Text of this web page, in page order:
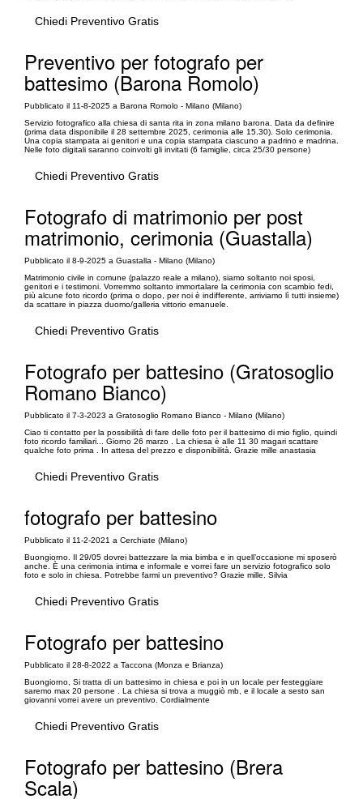
Chiedi Preventivo Gratis
Preventivo per fotografo per
battesimo (Barona Romolo)
Pubblicato il 11-8-2025 a Barona Romolo - Milano (Milano)
Servizio fotografico alla chiesa di santa rita in zona milano barona. Data da definire
(prima data disponibile il 28 settembre 2025, cerimonia alle 15.30). Solo cerimonia.
Una copia stampata ai genitori e una copia stampata ciascuno a padrino e madrina.
Nelle foto digitali saranno coinvolti gli invitati (6 famiglie, circa 25/30 persone)
Chiedi Preventivo Gratis
Fotografo di matrimonio per post
matrimonio, cerimonia (Guastalla)
Pubblicato il 8-9-2025 a Guastalla - Milano (Milano)
Matrimonio civile in comune (palazzo reale a milano), siamo soltanto noi sposi,
genitori e i testimoni. Vorremmo soltanto immortalare la cerimonia con scambio fedi,
più alcune foto ricordo (prima o dopo, per noi è indifferente, arriviamo lì tutti insieme)
da scattare in piazza duomo/galleria vittorio emanuele.
Chiedi Preventivo Gratis
Fotografo per battesino (Gratosoglio
Romano Bianco)
Pubblicato il 7-3-2023 a Gratosoglio Romano Bianco - Milano (Milano)
Ciao ti contatto per la possibilità di fare delle foto per il battesimo di mio figlio, quindi
foto ricordo familiari... Giorno 26 marzo . La chiesa è alle 11 30 magari scattare
qualche foto prima . In attesa del prezzo e disponibilità. Grazie mille anastasia
Chiedi Preventivo Gratis
fotografo per battesino
Pubblicato il 11-2-2021 a Cerchiate (Milano)
Buongiorno. Il 29/05 dovrei battezzare la mia bimba e in quell’occasione mi sposerò
anche. È una cerimonia intima e informale e vorrei fare un servizio fotografico solo
foto e solo in chiesa. Potrebbe farmi un preventivo? Grazie mille. Silvia
Chiedi Preventivo Gratis
Fotografo per battesino
Pubblicato il 28-8-2022 a Taccona (Monza e Brianza)
Buongiorno, Si tratta di un battesimo in chiesa e poi in un locale per festeggiare
saremo max 20 persone . La chiesa si trova a muggiò mb, e il locale a sesto san
giovanni vorrei avere un preventivo. Cordialmente
Chiedi Preventivo Gratis
Fotografo per battesino (Brera
Scala)